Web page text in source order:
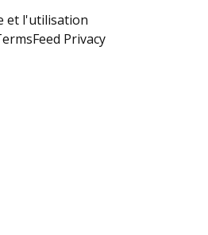
et l'utilisation
Privacy